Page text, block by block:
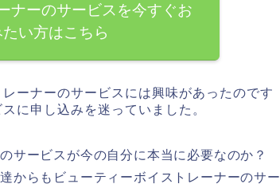
ナーのサービスを今すぐお
い方はこちら
ーナーのサービスには興味があったのです
に申し込みを迷っていました。
サービスが今の自分に本当に必要なのか？
からもビューティーボイストレーナーのサー